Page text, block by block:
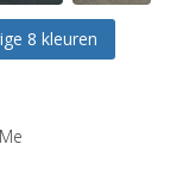
8 kleuren